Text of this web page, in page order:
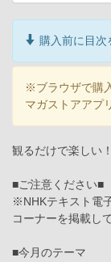
購入前に目次
※ブラウザで購
マガストアアプ
観るだけで楽しい
■ご注意ください■
※NHKテキスト電
コーナーを掲載し
■今月のテーマ